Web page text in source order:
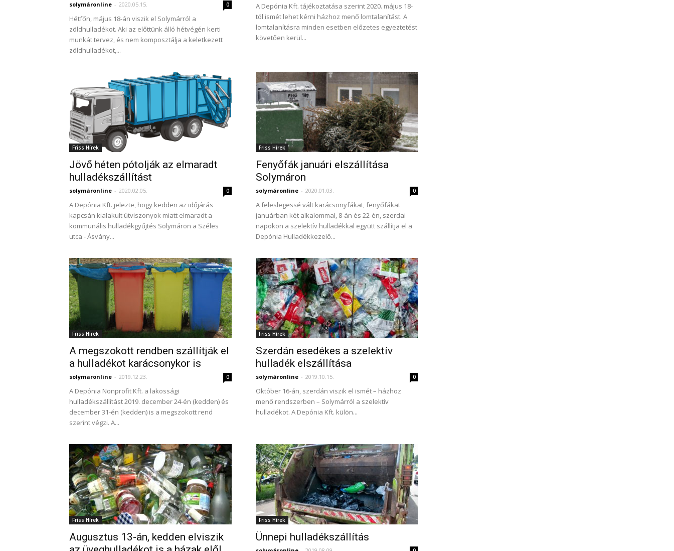
solymáronline - 2020.05.15. 0
Hétfőn, május 18-án viszik el Solymárról a
zöldhulladékot. Aki az előttünk álló hétvégén kerti
munkát tervez, és nem komposztálja a keletkezett
zöldhulladékot,...
A Depónia Kft. tájékoztatása szerint 2020. május 18-
tól ismét lehet kérni házhoz menő lomtalanítást. A
lomtalanításra minden esetben előzetes egyeztetést
követően kerül...
Friss Hírek
Jövő héten pótolják az elmaradt
hulladékszállítást
solymáronline - 2020.02.05. 0
A Depónia Kft. jelezte, hogy kedden az időjárás
kapcsán kialakult útviszonyok miatt elmaradt a
kommunális hulladékgyűjtés Solymáron a Széles
utca - Ásvány...
Friss Hírek
Fenyőfák januári elszállítása
Solymáron
solymáronline - 2020.01.03. 0
A feleslegessé vált karácsonyfákat, fenyőfákat
januárban két alkalommal, 8-án és 22-én, szerdai
napokon a szelektív hulladékkal együtt szállítja el a
Depónia Hulladékkezelő...
Friss Hírek
A megszokott rendben szállítják el
a hulladékot karácsonykor is
solymaronline - 2019.12.23. 0
A Depónia Nonprofit Kft. a lakossági
hulladékszállítást 2019. december 24-én (kedden) és
december 31-én (kedden) is a megszokott rend
szerint végzi. A...
Friss Hírek
Szerdán esedékes a szelektív
hulladék elszállítása
solymáronline - 2019.10.15. 0
Október 16-án, szerdán viszik el ismét – házhoz
menő rendszerben – Solymárról a szelektív
hulladékot. A Depónia Kft. külön...
Friss Hírek
Augusztus 13-án, kedden elviszik
Friss Hírek
Ünnepi hulladékszállítás